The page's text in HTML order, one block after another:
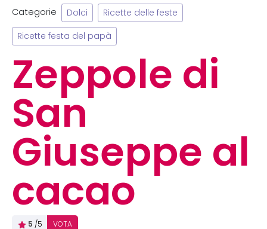
Categorie Dolci Ricette delle feste
Ricette festa del papà
Zeppole di
San
Giuseppe al
cacao
5 /5 VOTA